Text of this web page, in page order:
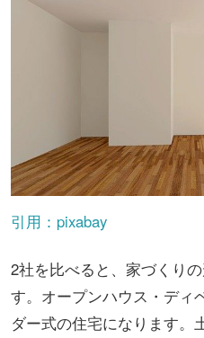
引用：pixabay
2社を比べると、家づくり
す。オープンハウス・ディ
ダー式の住宅になります。